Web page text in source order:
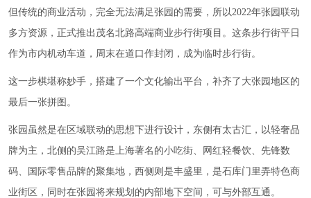
但传统的商业活动，完全无法满足张园的需要，所以2022年张园联动
多方资源，正式推出茂名北路高端商业步行街项目。这条步行街平日
作为市内机动车道，周末在道口作封闭，成为临时步行街。
这一步棋堪称妙手，搭建了一个文化输出平台，补齐了大张园地区的
最后一张拼图。
张园虽然是在区域联动的思想下进行设计，东侧有太古汇，以轻奢品
牌为主，北侧的吴江路是上海著名的小吃街、网红轻餐饮、先锋数
码、国际零售品牌的聚集地，西侧则是丰盛里，是石库门里弄特色商
业街区，同时在张园将来规划的内部地下空间，可与外部互通。